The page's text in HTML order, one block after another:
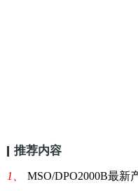
推荐内容
1、 MSO/DPO2000B最新